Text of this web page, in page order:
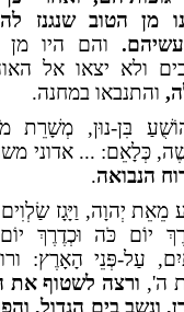
מן הטוב שנגנז
והם היו מן
ולא יצאו אל
והתנבאו במחנה.
בִּן-נוּן, מְשָׁרֵת
כְּלָאֵם: ... אדוני
הנבואה.
יְהוָה, וַיָּגָז שַׂלְוִים
יוֹם כֹּה וּכְדֶרֶךְ יוֹם
עַל-פְּנֵי הָאָרֶץ:
ורצה לשטוף את
ונשב בים הגדול,